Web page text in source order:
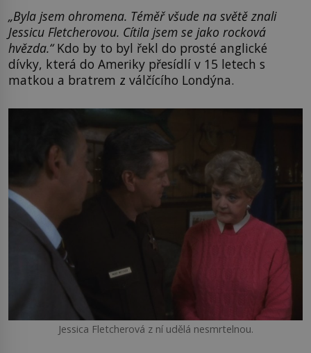
„Byla jsem ohromena. Téměř všude na světě znali
Jessicu Fletcherovou. Cítila jsem se jako rocková
hvězda.“Kdo by to byl řekl do prosté anglické
dívky, která do Ameriky přesídlí v 15 letech s
matkou a bratrem z válčícího Londýna.
Jessica Fletcherová z ní udělá nesmrtelnou.